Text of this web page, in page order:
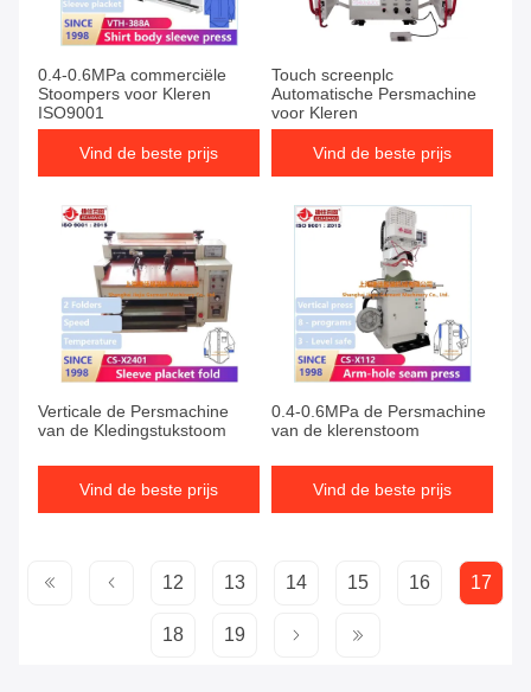
0.4-0.6MPa commerciële
Stoompers voor Kleren
ISO9001
Vind de beste prijs
Touch screenplc
Automatische Persmachine
voor Kleren
Vind de beste prijs
Verticale de Persmachine
van de Kledingstukstoom
Vind de beste prijs
0.4-0.6MPa de Persmachine
van de klerenstoom
Vind de beste prijs
12 13 14 15 16 17
18 19